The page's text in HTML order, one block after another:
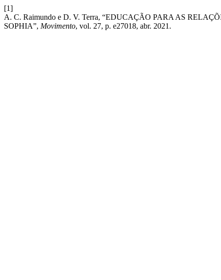
[1]
A. C. Raimundo e D. V. Terra, “EDUCAÇÃO PARA AS
SOPHIA”, Movimento, vol. 27, p. e27018, abr. 2021.